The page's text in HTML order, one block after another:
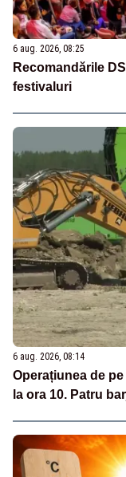
6 aug. 2026, 08:25
Recomandările
festivaluri
6 aug. 2026, 08:14
Operațiunea de
la ora 10. Patru